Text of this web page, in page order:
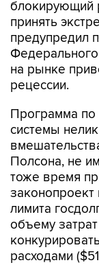
блокирующий
принять
предупредил
на рынке
рецессии.
Программа по
системы
Полсона, не
тоже время
лимита
объему
расходами